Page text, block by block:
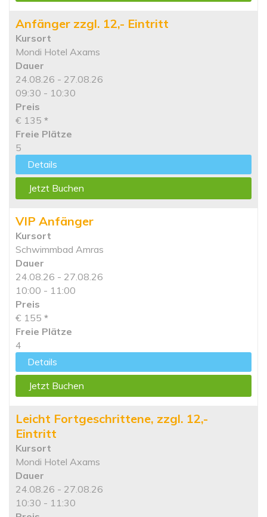
Anfänger zzgl. 12,- Eintritt
Kursort
Mondi Hotel Axams
Dauer
24.08.26 - 27.08.26
09:30 - 10:30
Preis
€ 135 *
Freie Plätze
5
Details
Jetzt Buchen
VIP Anfänger
Kursort
Schwimmbad Amras
Dauer
24.08.26 - 27.08.26
10:00 - 11:00
Preis
€ 155 *
Freie Plätze
4
Details
Jetzt Buchen
Leicht Fortgeschrittene, zzgl. 12,-
Eintritt
Kursort
Mondi Hotel Axams
Dauer
24.08.26 - 27.08.26
10:30 - 11:30